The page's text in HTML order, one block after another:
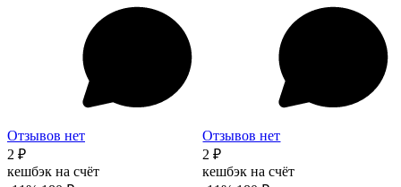
Отзывов нет
2 ₽
кешбэк на счёт
Отзывов нет
2 ₽
кешбэк на счёт